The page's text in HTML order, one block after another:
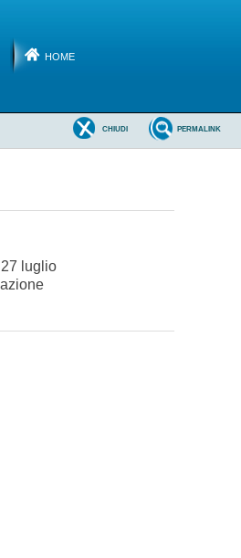
HOME
PERMALINK
CHIUDI
luglio